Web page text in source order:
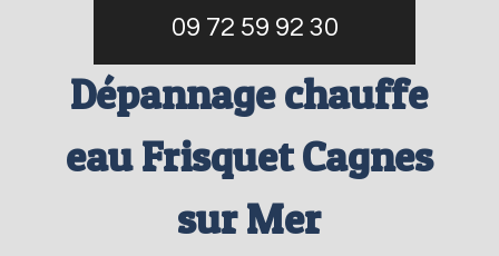
09 72 59 92 30
Dépannage chauffe
eau Frisquet Cagnes
sur Mer